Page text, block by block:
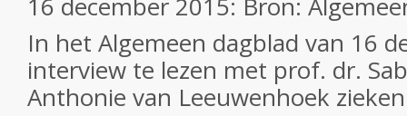
In het Algemeen dagblad van 16
interview te lezen met prof. dr.
Anthonie van Leeuwenhoek